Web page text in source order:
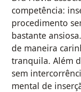
competência:
procedimento
bastante
de maneira
tranquila. Além
sem
mental de